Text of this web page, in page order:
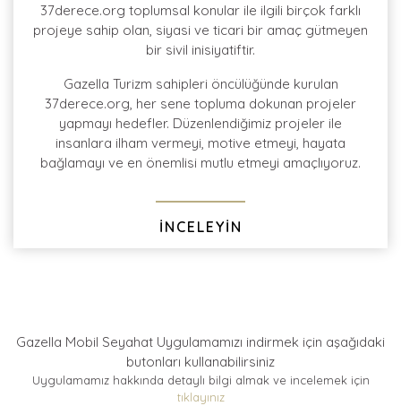
37derece.org toplumsal konular ile ilgili birçok farklı
projeye sahip olan, siyasi ve ticari bir amaç gütmeyen
bir sivil inisiyatiftir.
Gazella Turizm sahipleri öncülüğünde kurulan
37derece.org, her sene topluma dokunan projeler
yapmayı hedefler. Düzenlendiğimiz projeler ile
insanlara ilham vermeyi, motive etmeyi, hayata
bağlamayı ve en önemlisi mutlu etmeyi amaçlıyoruz.
İNCELEYİN
Gazella Mobil Seyahat Uygulamamızı indirmek için aşağıdaki
butonları kullanabilirsiniz
Uygulamamız hakkında detaylı bilgi almak ve incelemek için
tıklayınız